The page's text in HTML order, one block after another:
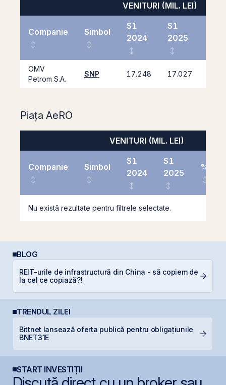
VENITURI (MIL. LEI)
Companie Simbol
S1
2024
S1
2025
OMV
Petrom S.A.
SNP 17.248 17.027
Piața AeRO
VENITURI (MIL. LEI)
Companie Simbol
S1
2024
S1
2025
%
Nu există rezultate pentru filtrele selectate.
BLOG
REIT-urile de infrastructură din China - să copiem de
la cel ce copiază?!
TRENDUL ZILEI
Bittnet lansează oferta publică pentru obligațiunile
BNET31E
START INVESTIȚII